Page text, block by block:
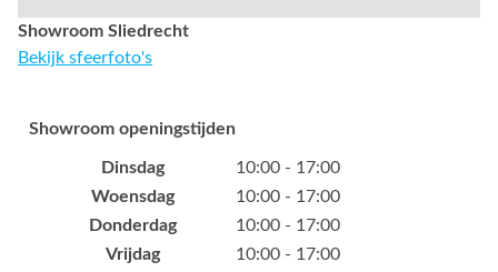
Showroom Sliedrecht
Bekijk sfeerfoto's
Showroom openingstijden
Dinsdag
10:00 - 17:00
Woensdag
10:00 - 17:00
Donderdag
10:00 - 17:00
Vrijdag
10:00 - 17:00